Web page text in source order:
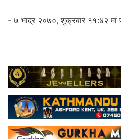
- ७ भाद्र २०७०, शुक्रबार ११:४२ मा